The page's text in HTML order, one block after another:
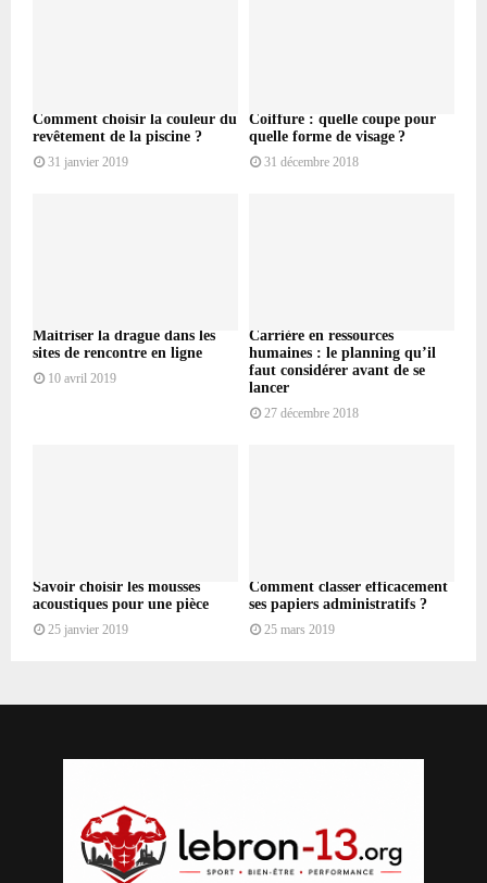
Comment choisir la couleur du
revêtement de la piscine ?
31 janvier 2019
Coiffure : quelle coupe pour
quelle forme de visage ?
31 décembre 2018
Maitriser la drague dans les
sites de rencontre en ligne
10 avril 2019
Carrière en ressources
humaines : le planning qu’il
faut considérer avant de se
lancer
27 décembre 2018
Savoir choisir les mousses
acoustiques pour une pièce
25 janvier 2019
Comment classer efficacement
ses papiers administratifs ?
25 mars 2019